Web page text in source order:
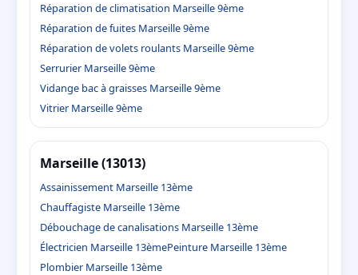
Réparation de climatisation Marseille 9ème
Réparation de fuites Marseille 9ème
Réparation de volets roulants Marseille 9ème
Serrurier Marseille 9ème
Vidange bac à graisses Marseille 9ème
Vitrier Marseille 9ème
Marseille (13013)
Assainissement Marseille 13ème
Chauffagiste Marseille 13ème
Débouchage de canalisations Marseille 13ème
Électricien Marseille 13èmePeinture Marseille 13ème
Plombier Marseille 13ème